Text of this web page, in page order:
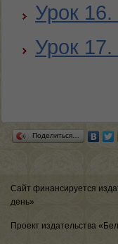
Урок
Урок
Поделиться…
Сайт финансируется
день»
Проект издательства